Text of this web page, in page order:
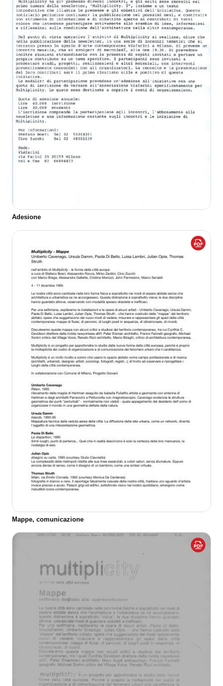
Adesione
Mappe, comunicazione